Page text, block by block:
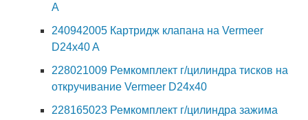
A
240942005 Картридж клапана на Vermeer
D24x40 A
228021009 Ремкомплект г/цилиндра тисков на
откручивание Vermeer D24x40
228165023 Ремкомплект г/цилиндра зажима